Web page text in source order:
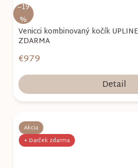
–19
%
Venicci kombinovaný kočík
ZDARMA
€979
Detail
Akcia
+ Darček zdarma